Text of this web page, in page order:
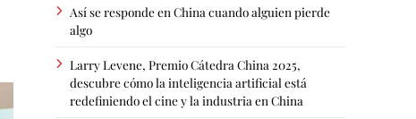
Así se responde en China cuando alguien pierde
algo
Larry Levene, Premio Cátedra China 2025,
descubre cómo la inteligencia artificial está
redefiniendo el cine y la industria en China